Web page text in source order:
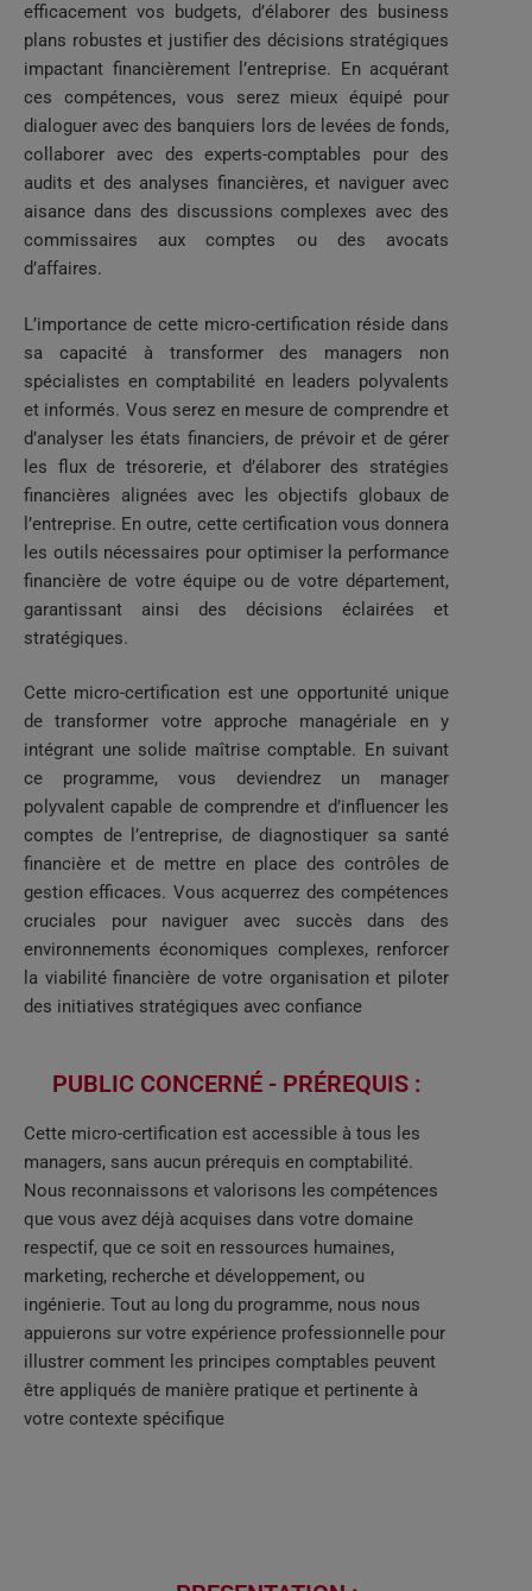
efficacement vos budgets, d’élaborer des business
plans robustes et justifier des décisions stratégiques
impactant financièrement l’entreprise. En acquérant
ces compétences, vous serez mieux équipé pour
dialoguer avec des banquiers lors de levées de fonds,
collaborer avec des experts-comptables pour des
audits et des analyses financières, et naviguer avec
aisance dans des discussions complexes avec des
commissaires aux comptes ou des avocats
d’affaires.
L’importance de cette micro-certification réside dans
sa capacité à transformer des managers non
spécialistes en comptabilité en leaders polyvalents
et informés. Vous serez en mesure de comprendre et
d’analyser les états financiers, de prévoir et de gérer
les flux de trésorerie, et d’élaborer des stratégies
financières alignées avec les objectifs globaux de
l’entreprise. En outre, cette certification vous donnera
les outils nécessaires pour optimiser la performance
financière de votre équipe ou de votre département,
garantissant ainsi des décisions éclairées et
stratégiques.
Cette micro-certification est une opportunité unique
de transformer votre approche managériale en y
intégrant une solide maîtrise comptable. En suivant
ce programme, vous deviendrez un manager
polyvalent capable de comprendre et d’influencer les
comptes de l’entreprise, de diagnostiquer sa santé
financière et de mettre en place des contrôles de
gestion efficaces. Vous acquerrez des compétences
cruciales pour naviguer avec succès dans des
environnements économiques complexes, renforcer
la viabilité financière de votre organisation et piloter
des initiatives stratégiques avec confiance
PUBLIC CONCERNÉ - PRÉREQUIS :
Cette micro-certification est accessible à tous les
managers, sans aucun prérequis en comptabilité.
Nous reconnaissons et valorisons les compétences
que vous avez déjà acquises dans votre domaine
respectif, que ce soit en ressources humaines,
marketing, recherche et développement, ou
ingénierie. Tout au long du programme, nous nous
appuierons sur votre expérience professionnelle pour
illustrer comment les principes comptables peuvent
être appliqués de manière pratique et pertinente à
votre contexte spécifique